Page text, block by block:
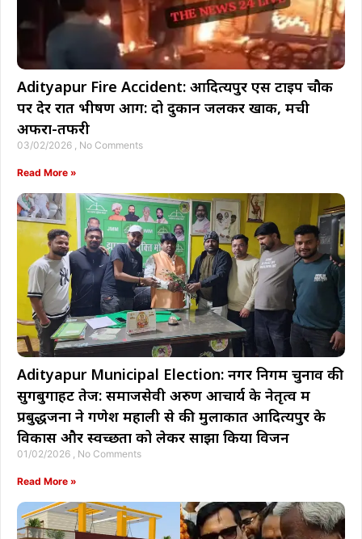
Adityapur Fire Accident: आदित्यपुर एस टाइप चौक
पर देर रात भीषण आग: दो दुकानें जलकर खाक, मची
अफरा-तफरी
03/02/2026 No Comments
Read More »
Adityapur Municipal Election: नगर निगम चुनाव की
सुगबुगाहट तेज: समाजसेवी अरुण आचार्य के नेतृत्व में
प्रबुद्धजनों ने गणेश महाली से की मुलाकात आदित्यपुर के
विकास और स्वच्छता को लेकर साझा किया विजन
01/02/2026 No Comments
Read More »